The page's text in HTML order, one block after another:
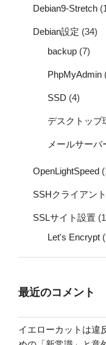
Debian9-Stretch
Debian設定 (34)
backup (7)
PhpMyAdmin
SSD (4)
デスクトップ
メールサーバ
OpenLightSpeed
SSHクライアント
SSLサイト設置
Let's Encrypt
最近のコメント
イエローカットは違